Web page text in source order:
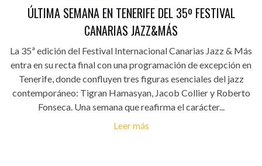
ÚLTIMA SEMANA EN TENERIFE DEL 35º FESTIVAL
CANARIAS JAZZ&MÁS
La 35ª edición del Festival Internacional Canarias Jazz & Más
entra en su recta final con una programación de excepción en
Tenerife, donde confluyen tres figuras esenciales del jazz
contemporáneo: Tigran Hamasyan, Jacob Collier y Roberto
Fonseca. Una semana que reafirma el carácter...
Leer más